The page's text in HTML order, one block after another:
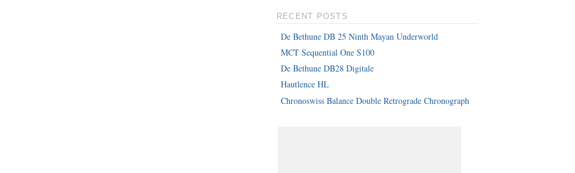
RECENT POSTS
De Bethune DB 25 Ninth Mayan Underworld
MCT Sequential One S100
De Bethune DB28 Digitale
Hautlence HL
Chronoswiss Balance Double Retrograde Chronograph